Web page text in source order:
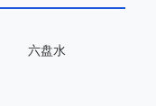
六盘水